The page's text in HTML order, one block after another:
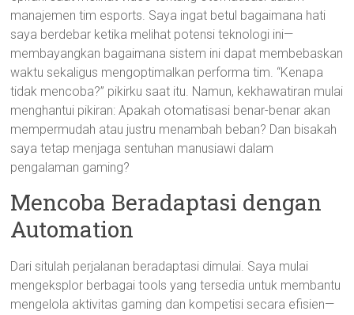
manajemen tim esports. Saya ingat betul bagaimana hati
saya berdebar ketika melihat potensi teknologi ini—
membayangkan bagaimana sistem ini dapat membebaskan
waktu sekaligus mengoptimalkan performa tim. “Kenapa
tidak mencoba?” pikirku saat itu. Namun, kekhawatiran mulai
menghantui pikiran: Apakah otomatisasi benar-benar akan
mempermudah atau justru menambah beban? Dan bisakah
saya tetap menjaga sentuhan manusiawi dalam
pengalaman gaming?
Mencoba Beradaptasi dengan
Automation
Dari situlah perjalanan beradaptasi dimulai. Saya mulai
mengeksplor berbagai tools yang tersedia untuk membantu
mengelola aktivitas gaming dan kompetisi secara efisien—